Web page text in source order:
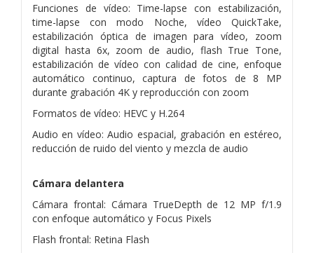
Funciones de vídeo: Time-lapse con estabilización,
time-lapse con modo Noche, vídeo QuickTake,
estabilización óptica de imagen para vídeo, zoom
digital hasta 6x, zoom de audio, flash True Tone,
estabilización de vídeo con calidad de cine, enfoque
automático continuo, captura de fotos de 8 MP
durante grabación 4K y reproducción con zoom
Formatos de vídeo: HEVC y H.264
Audio en vídeo: Audio espacial, grabación en estéreo,
reducción de ruido del viento y mezcla de audio
Cámara delantera
Cámara frontal: Cámara TrueDepth de 12 MP f/1.9
con enfoque automático y Focus Pixels
Flash frontal: Retina Flash